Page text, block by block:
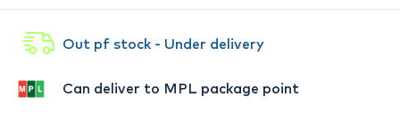
Out pf stock - Under delivery
Can deliver to MPL package point